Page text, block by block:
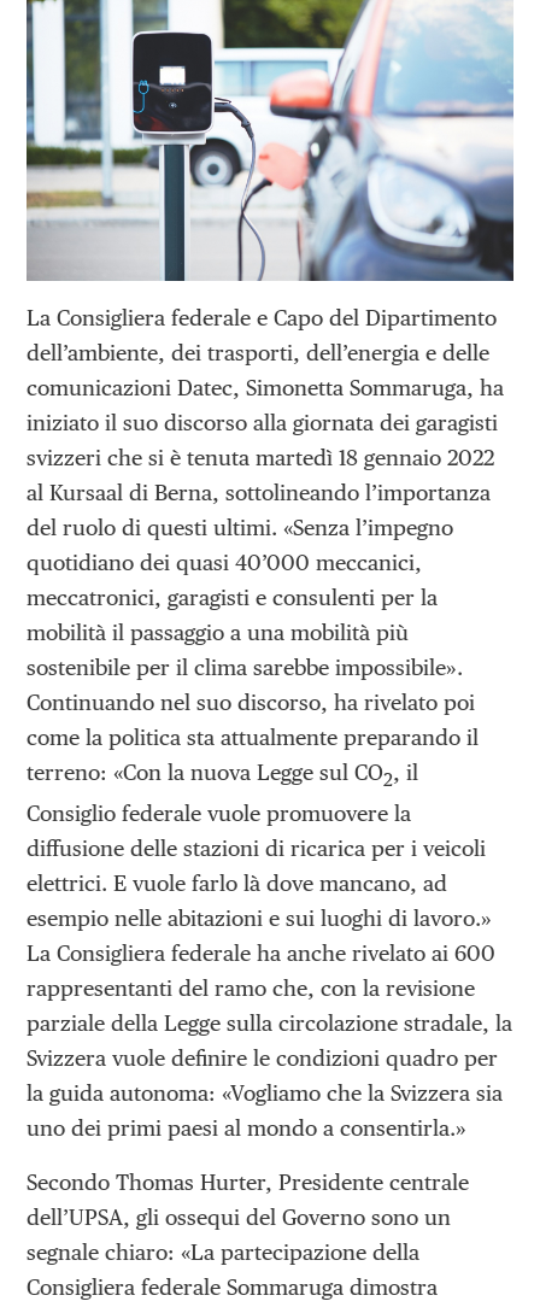
La Consigliera federale e Capo del Dipartimento
dell’ambiente, dei trasporti, dell’energia e delle
comunicazioni Datec, Simonetta Sommaruga, ha
iniziato il suo discorso alla giornata dei garagisti
svizzeri che si è tenuta martedì 18 gennaio 2022
al Kursaal di Berna, sottolineando l’importanza
del ruolo di questi ultimi. «Senza l’impegno
quotidiano dei quasi 40’000 meccanici,
meccatronici, garagisti e consulenti per la
mobilità il passaggio a una mobilità più
sostenibile per il clima sarebbe impossibile».
Continuando nel suo discorso, ha rivelato poi
come la politica sta attualmente preparando il
terreno: «Con la nuova Legge sul CO2, il
Consiglio federale vuole promuovere la
diffusione delle stazioni di ricarica per i veicoli
elettrici. E vuole farlo là dove mancano, ad
esempio nelle abitazioni e sui luoghi di lavoro.»
La Consigliera federale ha anche rivelato ai 600
rappresentanti del ramo che, con la revisione
parziale della Legge sulla circolazione stradale, la
Svizzera vuole definire le condizioni quadro per
la guida autonoma: «Vogliamo che la Svizzera sia
uno dei primi paesi al mondo a consentirla.»
Secondo Thomas Hurter, Presidente centrale
dell’UPSA, gli ossequi del Governo sono un
segnale chiaro: «La partecipazione della
Consigliera federale Sommaruga dimostra